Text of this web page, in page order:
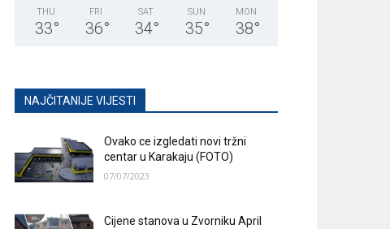
THU
33°
FRI
36°
SAT
34°
SUN
35°
MON
38°
NAJČITANIJE VIJESTI
Ovako ce izgledati novi tržni
centar u Karakaju (FOTO)
07/07/2023
Cijene stanova u Zvorniku April